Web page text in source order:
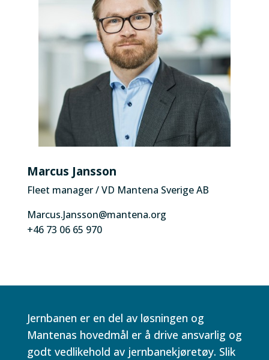
Marcus Jansson
Fleet manager / VD Mantena Sverige AB
Marcus.Jansson@mantena.org
+46 73 06 65 970
Jernbanen er en del av løsningen og
Mantenas hovedmål er å drive ansvarlig og
godt vedlikehold av jernbanekjøretøy. Slik